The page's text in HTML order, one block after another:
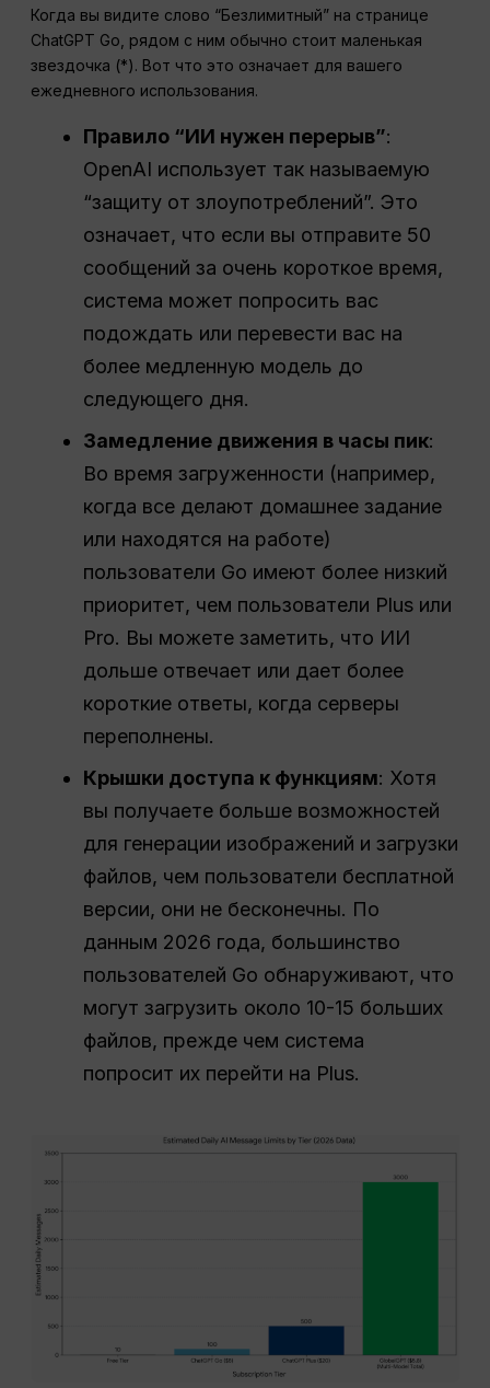
Когда вы видите слово “Безлимитный” на странице
ChatGPT Go, рядом с ним обычно стоит маленькая
звездочка (*). Вот что это означает для вашего
ежедневного использования.
Правило “ИИ нужен перерыв”:
OpenAI использует так называемую
“защиту от злоупотреблений”. Это
означает, что если вы отправите 50
сообщений за очень короткое время,
система может попросить вас
подождать или перевести вас на
более медленную модель до
следующего дня.
Замедление движения в часы пик:
Во время загруженности (например,
когда все делают домашнее задание
или находятся на работе)
пользователи Go имеют более низкий
приоритет, чем пользователи Plus или
Pro. Вы можете заметить, что ИИ
дольше отвечает или дает более
короткие ответы, когда серверы
переполнены.
Крышки доступа к функциям: Хотя
вы получаете больше возможностей
для генерации изображений и загрузки
файлов, чем пользователи бесплатной
версии, они не бесконечны. По
данным 2026 года, большинство
пользователей Go обнаруживают, что
могут загрузить около 10-15 больших
файлов, прежде чем система
попросит их перейти на Plus.